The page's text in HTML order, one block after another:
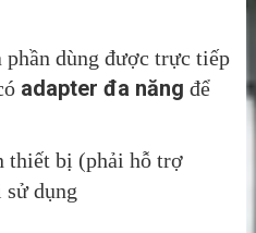
dùng được trực tiếp
adapter đa năng để
thiết bị (phải hỗ trợ
dụng